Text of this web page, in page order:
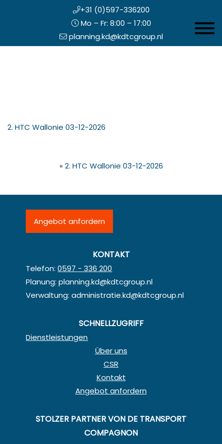
+31 (0)597-336200
Mo – Fr: 8:00 – 17:00
planning.kd@kdtcgroup.nl
2. HTC Wallonie 03-12-2026
« 2. HTC Wallonie 03-12-2026
Angebot anfordern
KONTAKT
Telefon:0597 - 336 200
Planung:planning.kd@kdtcgroup.nl
Verwaltung:administratie.kd@kdtcgroup.nl
SCHNELLZUGRIFF
Dienstleistungen
Über uns
CSR
Kontakt
Angebot anfordern
STOLZER PARTNER VON DE TRANSPORT
COMPAGNON